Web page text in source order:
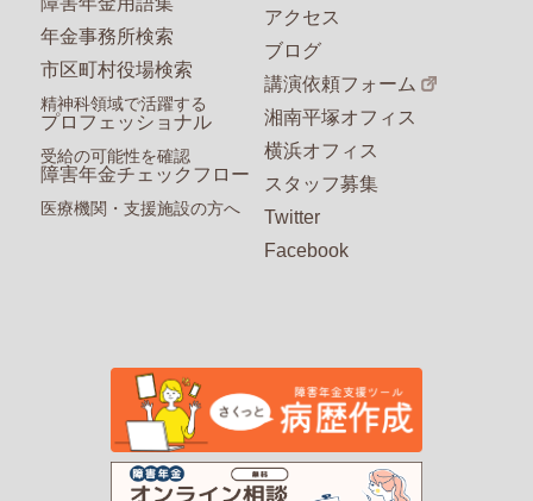
年金事務所検索
市区町村役場検索
精神科領域で活躍する
プロフェッショナル
受給の可能性を確認
障害年金チェックフロー
医療機関・支援施設の方へ
アクセス
ブログ
講演依頼フォーム
湘南平塚オフィス
横浜オフィス
スタッフ募集
Twitter
Facebook